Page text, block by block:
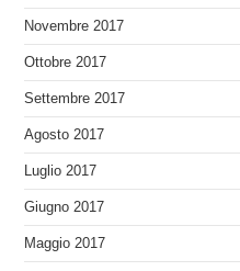
Novembre 2017
Ottobre 2017
Settembre 2017
Agosto 2017
Luglio 2017
Giugno 2017
Maggio 2017